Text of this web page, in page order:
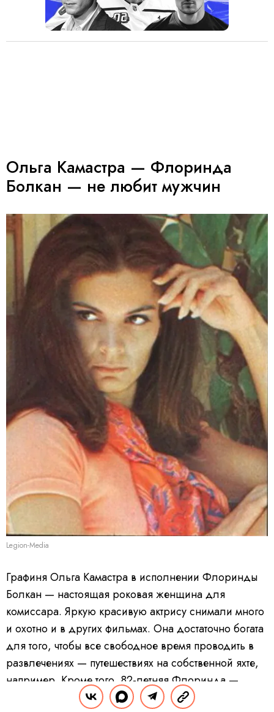
Ольга Камастра — Флоринда
Болкан — не любит мужчин
Legion-Media
Графиня Ольга Камастра в исполнении Флоринды
Болкан — настоящая роковая женщина для
комиссара. Яркую красивую актрису снимали много
и охотно и в других фильмах. Она достаточно богата
для того, чтобы все свободное время проводить в
развлечениях — путешествиях на собственной яхте,
например. Кроме того, 82-летняя Флоринда —
владелица роскошной виллы, она обожает